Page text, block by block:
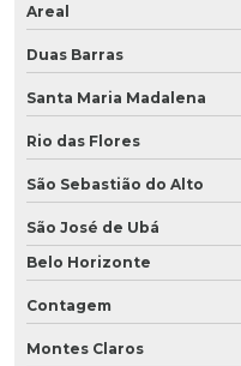
Areal
Duas Barras
Santa Maria Madalena
Rio das Flores
São Sebastião do Alto
São José de Ubá
Belo Horizonte
Contagem
Montes Claros